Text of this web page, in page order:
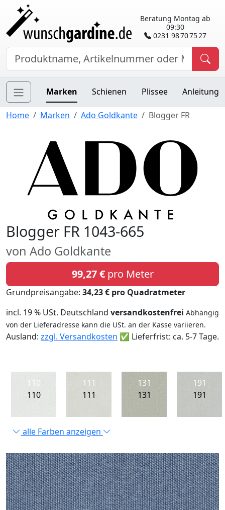
Beratung Montag ab
09:30
0231 98 70 75 27
Marken Schienen Plissee Anleitung
Home Marken Ado Goldkante Blogger FR
Blogger FR 1043-665
von Ado Goldkante
99,27 €pro Meter
Grundpreisangabe: 34,23 € pro Quadratmeter
incl. 19 % USt. Deutschland versandkostenfrei Abhängig
von der Lieferadresse kann die USt. an der Kasse variieren.
Ausland: zzgl. Versandkosten ✅ Lieferfrist: ca. 5-7 Tage.
110
110
111
111
131
131
191
191
alle Farben anzeigen